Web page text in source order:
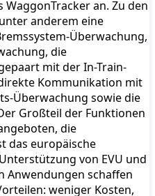
an. Zu den
anderem eine
Überwachung,
die
mit der In-Train-
Kommunikation mit
Überwachung sowie die
Großteil der Funktionen
die
das europäische
von EVU und
Anwendungen schaffen
weniger Kosten,